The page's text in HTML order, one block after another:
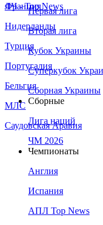
Франция
Нидерланды
Турция
Португалия
Бельгия
МЛС
Саудовская Аравия
ЛЧ - Top News
Первая лига
Вторая лига
Кубок Украины
Суперкубок
Сборная Украины
Сборные
Лига наций
ЧМ 2026
Чемпионаты
Англия
Испания
АПЛ Top News